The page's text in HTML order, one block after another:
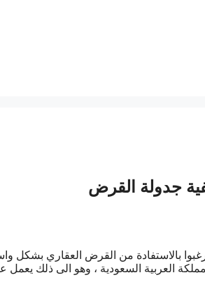
بالاستفادة من القرض العقاري بشكل
العربية السعودية ، وهو الى ذلك يعمل